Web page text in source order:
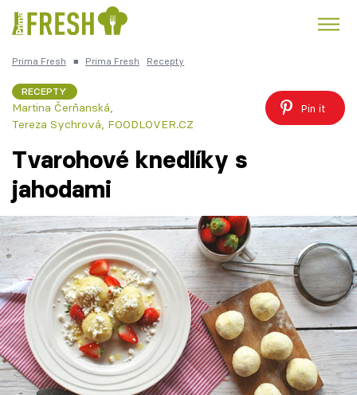
Česká kuchyně
Témata
Recepty
Články
TV Program
Škola vaření
Prima Fresh ■ Prima Fresh Recepty
RECEPTY
Martina Čerňanská,
Tereza Sychrová, FOODLOVER.CZ
Pin it
Tvarohové knedlíky s
jahodami